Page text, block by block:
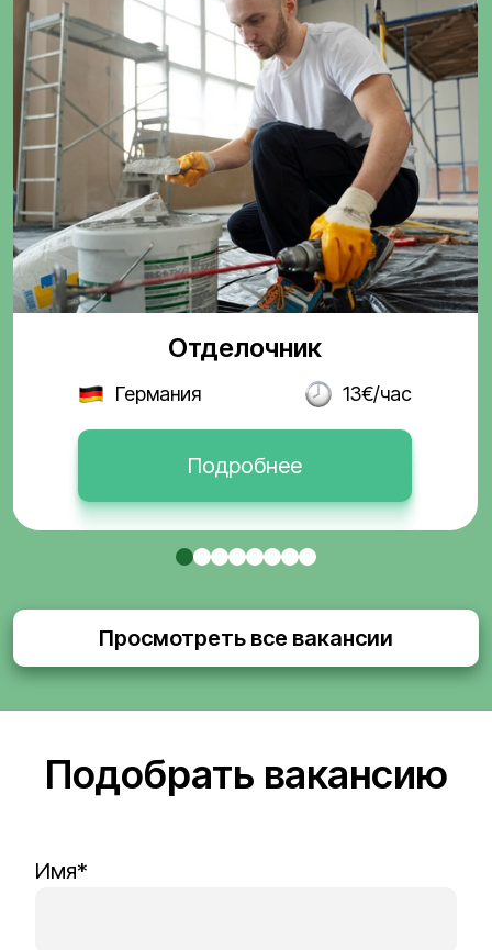
Отделочник
Германия 13€/час
Подробнее
Просмотреть все вакансии
Подобрать вакансию
Имя*